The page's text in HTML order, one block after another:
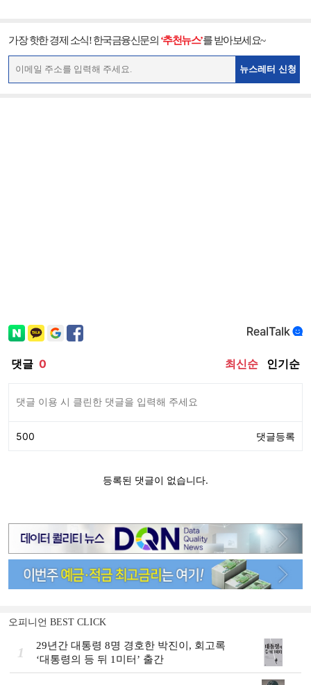
가장 핫한 경제 소식! 한국금융신문의 ‘추천뉴스’를 받아보세요~
뉴스레터 신청
오피니언 BEST CLICK
1
29년간 대통령 8명 경호한 박진이, 회고록
‘대통령의 등 뒤 1미터’ 출간